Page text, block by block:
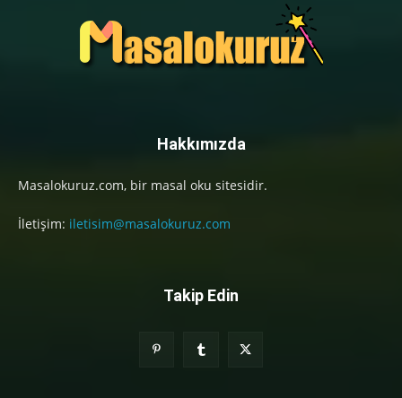
Hakkımızda
Masalokuruz.com, bir masal oku sitesidir.
İletişim: iletisim@masalokuruz.com
Takip Edin